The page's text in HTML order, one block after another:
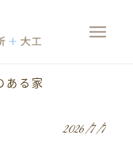
ある家
2026/7/7